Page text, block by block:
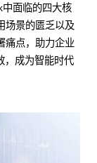
面临的四大核
场景的匮乏以及
痛点，助力企业
，成为智能时代